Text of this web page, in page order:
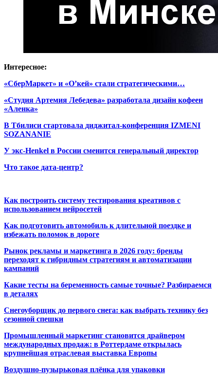
Интересное:
«СберМаркет» и «О’кей» стали стратегическими…
«Студия Артемия Лебедева» разработала дизайн кофеен
«Аленка»
В Тбилиси стартовала диджитал-конференция IZMENI
SOZANANIE
У экс-Henkel в России сменится генеральный директор
Что такое дата-центр?
Как построить систему тестирования креативов с
использованием нейросетей
Как подготовить автомобиль к длительной поездке и
избежать поломок в дороге
Рынок рекламы и маркетинга в 2026 году: бренды
переходят к гибридным стратегиям и автоматизации
кампаний
Какие тесты на беременность самые точные? Разбираемся
в деталях
Снегоуборщик до первого снега: как выбрать технику без
сезонной спешки
Промышленный маркетинг становится драйвером
международных продаж: в Роттердаме открылась
крупнейшая отраслевая выставка Европы
Воздушно-пузырьковая плёнка для упаковки